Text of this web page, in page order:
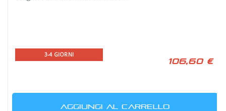
3-4 GIORNI
106,60 €
AGGIUNGI AL CARRELLO